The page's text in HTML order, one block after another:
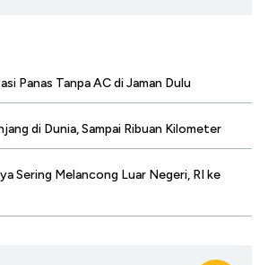
Panas Tanpa AC di Jaman Dulu
di Dunia, Sampai Ribuan Kilometer
Sering Melancong Luar Negeri, RI ke